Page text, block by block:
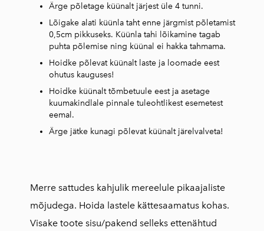
Ärge põletage küünalt järjest üle 4 tunni.
Lõigake alati küünla taht enne järgmist põletamist
0,5cm pikkuseks. Küünla tahi lõikamine tagab
puhta põlemise ning küünal ei hakka tahmama.
Hoidke põlevat küünalt laste ja loomade eest
ohutus kauguses!
Hoidke küünalt tõmbetuule eest ja asetage
kuumakindlale pinnale tuleohtlikest esemetest
eemal.
Ärge jätke kunagi põlevat küünalt järelvalveta!
Merre sattudes kahjulik mereelule pikaajaliste
mõjudega. Hoida lastele kättesaamatus kohas.
Visake toote sisu/pakend selleks ettenähtud